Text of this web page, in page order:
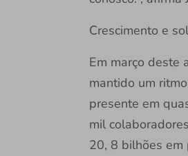
Crescimento e
Em março deste
mantido um
presente em
mil
20, 8 bilhões